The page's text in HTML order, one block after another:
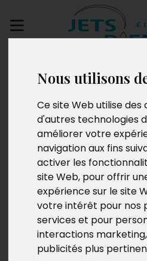
Nous utilisons
Ce site Web utilise des
d'autres technologies
améliorer votre
navigation aux fins
activer les
site Web, pour offrir
expérience sur le site
votre intérêt pour nos
services et pour
interactions marketing,
publicités plus
manuscrit
Pascal Ngabo
Né en 1986 et d’origine
étudiant en master «
l’université Paris-Est Val-de-
inhérente à sa vie. Il écrit des
l’adolescence et se lance
afin d’y développer les
« Trahisons mutuelles » est